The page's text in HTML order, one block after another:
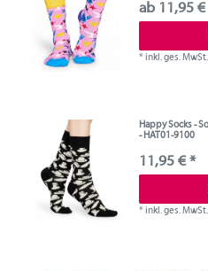
ab 11,95
*inkl. ges. MwSt.
Happy Socks -
- HAT01-9100
11,95 € *
*inkl. ges. MwSt.